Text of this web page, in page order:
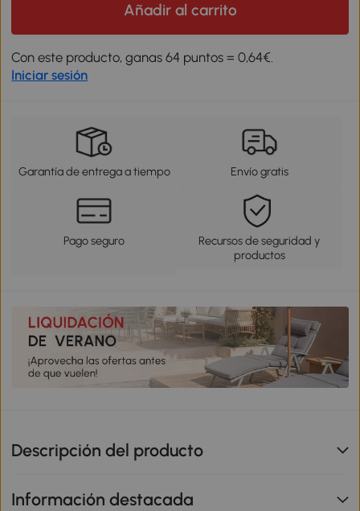
Añadir al carrito
Con este producto, ganas 64 puntos = 0,64€.
Iniciar sesión
Garantía de entrega a tiempo Envío gratis
Pago seguro
Recursos de seguridad y
productos
Descripción del producto
Información destacada